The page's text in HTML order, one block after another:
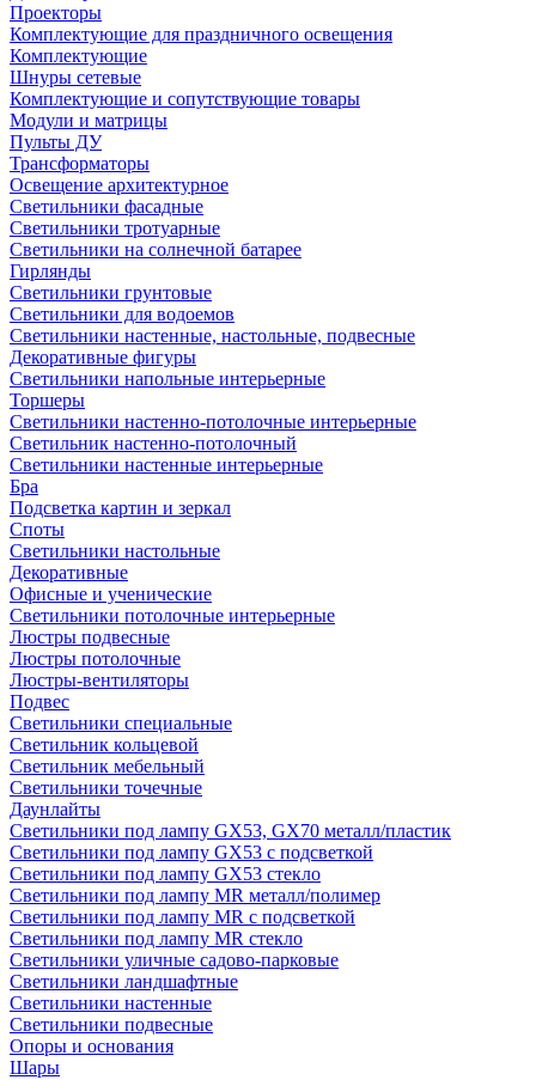
Проекторы
Комплектующие для праздничного освещения
Комплектующие
Шнуры сетевые
Комплектующие и сопутствующие товары
Модули и матрицы
Пульты ДУ
Трансформаторы
Освещение архитектурное
Светильники фасадные
Светильники тротуарные
Светильники на солнечной батарее
Гирлянды
Светильники грунтовые
Светильники для водоемов
Светильники настенные, настольные, подвесные
Декоративные фигуры
Светильники напольные интерьерные
Торшеры
Светильники настенно-потолочные интерьерные
Светильник настенно-потолочный
Светильники настенные интерьерные
Бра
Подсветка картин и зеркал
Споты
Светильники настольные
Декоративные
Офисные и ученические
Светильники потолочные интерьерные
Люстры подвесные
Люстры потолочные
Люстры-вентиляторы
Подвес
Светильники специальные
Светильник кольцевой
Светильник мебельный
Светильники точечные
Даунлайты
Светильники под лампу GX53, GX70 металл/пластик
Светильники под лампу GX53 с подсветкой
Светильники под лампу GX53 стекло
Светильники под лампу MR металл/полимер
Светильники под лампу MR с подсветкой
Светильники под лампу MR стекло
Светильники уличные садово-парковые
Светильники ландшафтные
Светильники настенные
Светильники подвесные
Опоры и основания
Шары